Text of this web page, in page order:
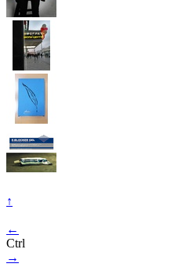
↑
←
Ctrl
→